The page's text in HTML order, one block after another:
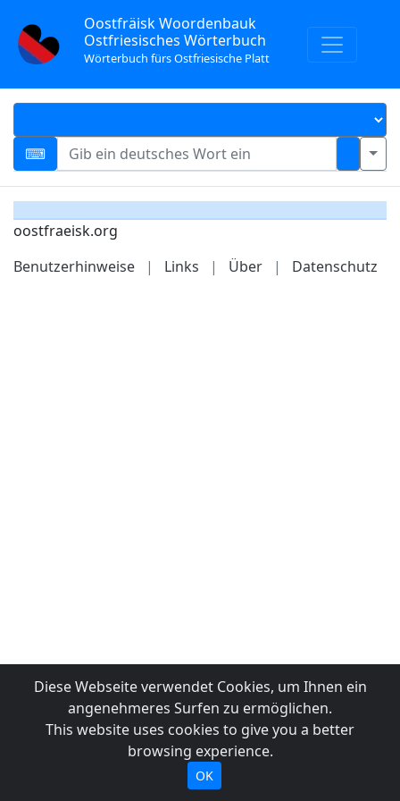
Oostfräisk Woordenbauk
Ostfriesisches Wörterbuch
Wörterbuch fürs Ostfriesische Platt
oostfraeisk.org
Benutzerhinweise
| Links | Über | Datenschutz
Diese Webseite verwendet Cookies, um Ihnen ein
angenehmeres Surfen zu ermöglichen.
This website uses cookies to give you a better
browsing experience.
OK